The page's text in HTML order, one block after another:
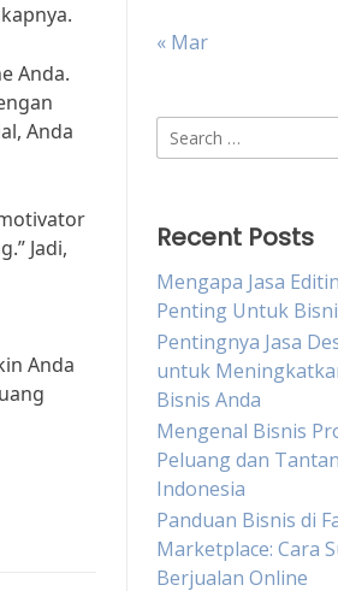
Anda.
Anda
Jadi,
Anda
« Mar
Search
for:
Recent Posts
Mengapa Jasa
Penting Untuk
Pentingnya Jasa
untuk
Bisnis Anda
Mengenal Bisnis
Peluang dan
Indonesia
Panduan Bisnis di
Marketplace: Cara
Berjualan Online